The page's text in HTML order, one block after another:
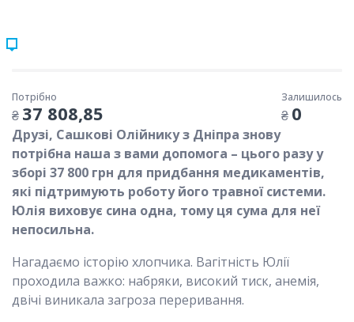
Потрібно
₴ 37 808,85
Залишилось
₴ 0
Друзі, Сашкові Олійнику з Дніпра знову
потрібна наша з вами допомога – цього разу у
зборі 37 800 грн для придбання медикаментів,
які підтримують роботу його травної системи.
Юлія виховує сина одна, тому ця сума для неї
непосильна.
Нагадаємо історію хлопчика. Вагітність Юлії
проходила важко: набряки, високий тиск, анемія,
двічі виникала загроза переривання.